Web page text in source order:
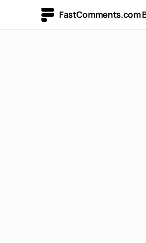
FastComments.com